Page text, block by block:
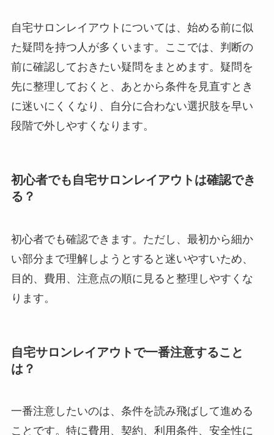
自宅サロンレイアウトについては、始める前に似
た疑問を持つ人が多くいます。ここでは、判断の
前に確認しておきたい疑問をまとめます。疑問を
先に整理しておくと、あとから条件を見直すとき
に迷いにくくなり、自分に合わない選択肢を早い
段階で外しやすくなります。
初心者でも自宅サロンレイアウトは確認でき
る？
初心者でも確認できます。ただし、最初から細か
い部分まで理解しようとすると迷いやすいため、
目的、費用、注意点の順に見ると整理しやすくな
ります。
自宅サロンレイアウトで一番注意すること
は？
一番注意したいのは、条件を読み飛ばして進める
ことです。特に費用、契約、利用条件、安全性に